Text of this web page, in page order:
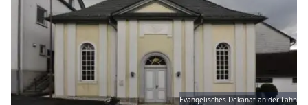
Evangelisches Dekanat an der Lahn